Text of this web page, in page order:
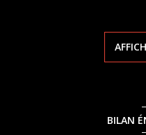
BILAN